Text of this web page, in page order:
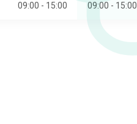
09:00 - 15:00
09:00 - 15:00